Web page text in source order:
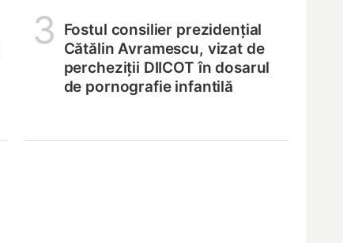
3
Fostul consilier prezidențial
Cătălin Avramescu, vizat de
percheziții DIICOT în dosarul
de pornografie infantilă